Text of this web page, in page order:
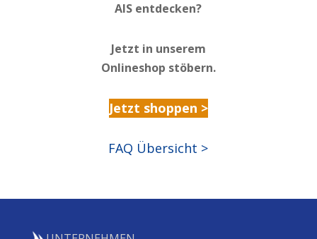
AIS entdecken?
Jetzt in unserem
Onlineshop stöbern.
Jetzt shoppen >
FAQ Übersicht >